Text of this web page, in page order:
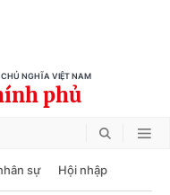
NGHĨA VIỆT NAM
phủ
sự Hội nhập